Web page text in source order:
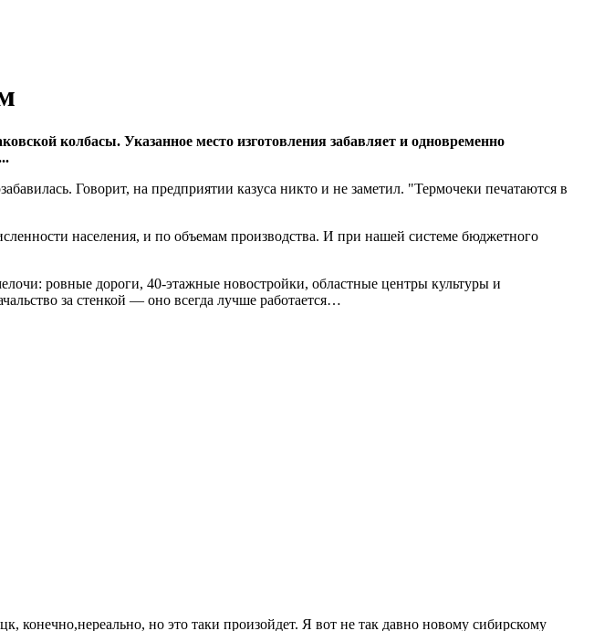
колбасы. Указанное место изготовления забавляет и одновременно
Говорит, на предприятии казуса никто и не заметил. "Термочеки печатаются в
населения, и по объемам производства. И при нашей системе бюджетного
ровные дороги, 40-этажные новостройки, областные центры культуры и
за стенкой — оно всегда лучше работается…
конечно,нереально, но это таки произойдет. Я вот не так давно новому сибирскому